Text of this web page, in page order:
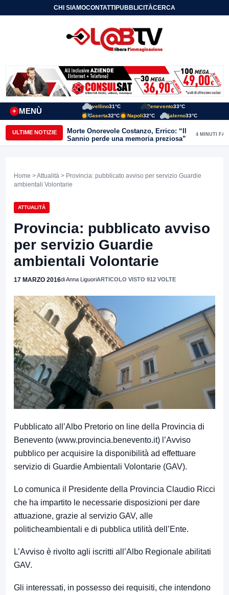
CHI SIAMOCONTATTIPUBBLICITÀCERCA
MENÙ
+
Avellino31°C Benevento33°C
Caserta32°C Napoli32°C Salerno33°C
ULTIME NOTIZIE
Morte Onorevole Costanzo, Errico: “Il
Sannio perde una memoria preziosa”
4 MINUTI FA
Home >Attualità > Provincia: pubblicato avviso per servizio Guardie
ambientali Volontarie
ATTUALITÀ
Provincia: pubblicato avviso
per servizio Guardie
ambientali Volontarie
17 MARZO 2016di Anna LiguoriARTICOLO VISTO 912 VOLTE
Pubblicato all’Albo Pretorio on line della Provincia di
Benevento (www.provincia.benevento.it) l’Avviso
pubblico per acquisire la disponibilità ad effettuare
servizio di Guardie Ambientali Volontarie (GAV).
Lo comunica il Presidente della Provincia Claudio Ricci
che ha impartito le necessarie disposizioni per dare
attuazione, grazie al servizio GAV, alle
politicheambientali e di pubblica utilità dell’Ente.
L’Avviso è rivolto agli iscritti all’Albo Regionale abilitati
GAV.
Gli interessati, in possesso dei requisiti, che intendono